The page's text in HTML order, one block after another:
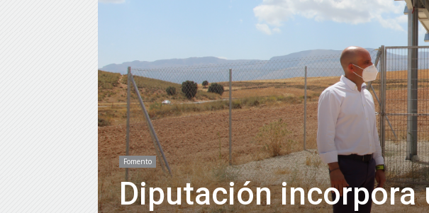
Fomento
Diputación incorpora